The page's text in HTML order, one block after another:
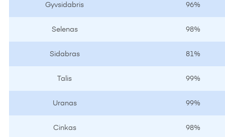
Gyvsidabris 96%
Selenas 98%
Sidabras 81%
Talis 99%
Uranas 99%
Cinkas 98%